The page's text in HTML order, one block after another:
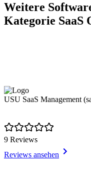
Weitere
Kategorie SaaS
USU SaaS Management
9 Reviews
Reviews ansehen